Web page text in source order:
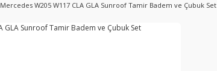
Mercedes W205 W117 CLA GLA Sunroof Tamir Badem ve Çubuk Set